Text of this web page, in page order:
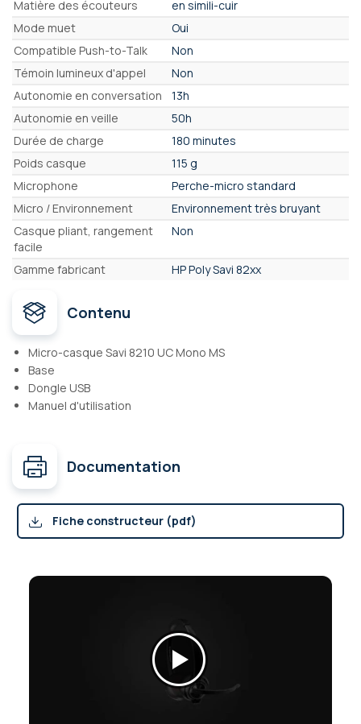
Matière des écouteurs
en simili-cuir
Mode muet
Oui
Compatible Push-to-Talk
Non
Témoin lumineux d'appel
Non
Autonomie en conversation
13h
Autonomie en veille
50h
Durée de charge
180 minutes
Poids casque
115 g
Microphone
Perche-micro standard
Micro / Environnement
Environnement très bruyant
Casque pliant, rangement
facile
Non
Gamme fabricant HP Poly Savi 82xx
Contenu
Micro-casque Savi 8210 UC Mono MS
Base
Dongle USB
Manuel d'utilisation
Documentation
Fiche constructeur (pdf)